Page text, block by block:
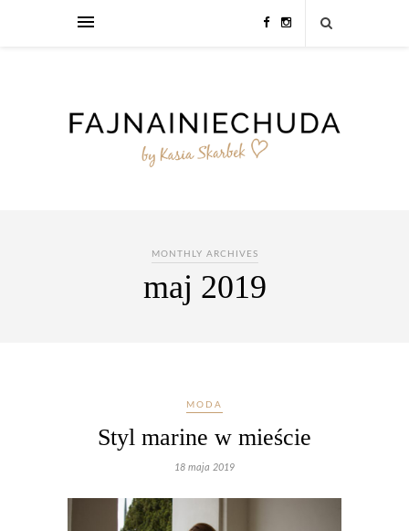
MONTHLY ARCHIVES
maj 2019
MODA
Styl marine w mieście
18 maja 2019